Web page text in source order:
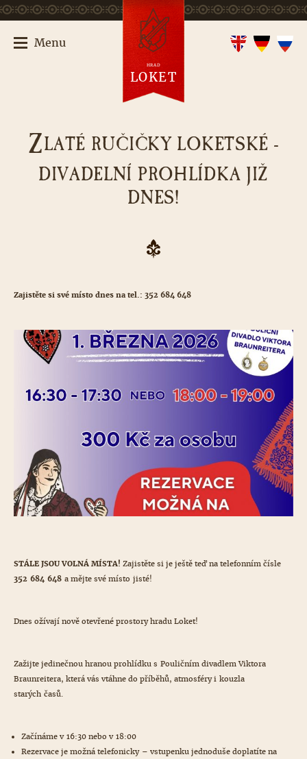
ZLATÉ RUČIČKY LOKETSKÉ -
DIVADELNÍ PROHLÍDKA JIŽ
DNES!
Zajistěte si své místo dnes na tel.: 352 684 648
STÁLE JSOU VOLNÁ MÍSTA! Zajistěte si je ještě teď na telefonním čísle
352 684 648 a mějte své místo jisté!
Dnes ožívají nově otevřené prostory hradu Loket!
Zažijte jedinečnou hranou prohlídku s Pouličním divadlem Viktora
Braunreitera, která vás vtáhne do příběhů, atmosféry i kouzla
starých časů.
Začínáme v 16:30 nebo v 18:00
Rezervace je možná telefonicky – vstupenku jednoduše doplatíte na
Menu
HRAD
LOKET